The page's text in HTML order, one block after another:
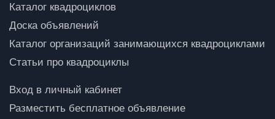
Каталог квадроциклов
Доска объявлений
Каталог организаций занимающихся квадроциклами
Статьи про квадроциклы
Вход в личный кабинет
Разместить бесплатное объявление